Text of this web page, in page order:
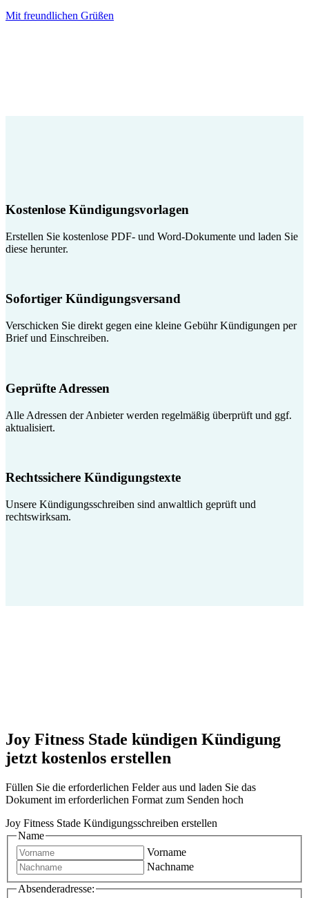
Mit freundlichen Grüßen
Kostenlose Kündigungsvorlagen
Erstellen Sie kostenlose PDF- und Word-Dokumente und laden Sie
diese herunter.
Sofortiger Kündigungsversand
Verschicken Sie direkt gegen eine kleine Gebühr Kündigungen per
Brief und Einschreiben.
Geprüfte Adressen
Alle Adressen der Anbieter werden regelmäßig überprüft und ggf.
aktualisiert.
Rechtssichere Kündigungstexte
Unsere Kündigungsschreiben sind anwaltlich geprüft und
rechtswirksam.
Joy Fitness Stade kündigen Kündigung
jetzt kostenlos erstellen
Füllen Sie die erforderlichen Felder aus und laden Sie das
Dokument im erforderlichen Format zum Senden hoch
Joy Fitness Stade Kündigungsschreiben erstellen
Name
Vorname
Nachname
Absenderadresse: